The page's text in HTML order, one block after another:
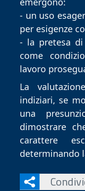
- un uso
per esigenze
- la pretesa
come
lavoro
La
indiziari, se
una
dimostrare
carattere
determinando